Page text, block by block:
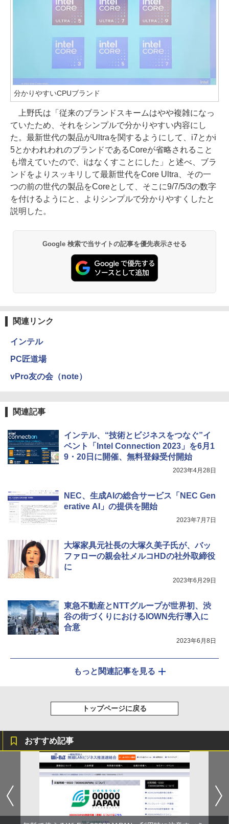
分かりやすいCPUブランド
上野氏は「従来のブランドスキームはやや複雑になっ
ていたため、それをシンプルで分かりやすい内容にし
た。最新世代の製品がUltraを関するようにして、i7とかi
5とかわれわれのブランドであるCoreが省略されること
も増えていたので、iはなくすことにした」と述べ、ブラ
ンドをよりスッキリして最新世代をCore Ultra、その一
つの前の世代の製品をCoreとして、そこに9/7/5/3の数字
を付けるようにと、よりシンプルで分かりやすくしたと
説明した。
Google 検索で当サイトの記事を優先表示させる
関連リンク
インテル
PC匠道場
vPro友の会（note）
関連記事
インテル、“技術とビジネスをつなぐ”イ
ベント「Intel Connection 2023」を6月1
9・20日に開催、無料登録受付開始
2023年4月28日
NEC、生成AIの総合サービス「NEC Gen
erative AI」の提供を開始
2023年7月7日
大塚家具元社長の大塚久美子氏が、バッ
ファローの親会社メルコHDの社外取締役
に
2023年6月29日
東急不動産とNTTグループが世界初、渋
谷の街づくりにおけるIOWN先行導入に
合意
2023年6月8日
もっと関連記事を見る
トップページに戻る
おすすめ記事